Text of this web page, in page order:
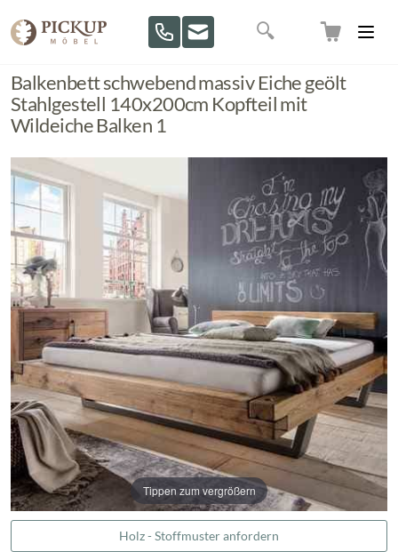
Suche
Balkenbett schwebend massiv Eiche geölt
Stahlgestell 140x200cm Kopfteil mit
Wildeiche Balken 1
Tippen zum vergrößern
Holz - Stoffmuster anfordern